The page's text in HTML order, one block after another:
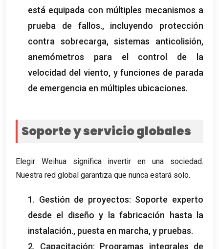
está equipada con múltiples mecanismos a
prueba de fallos., incluyendo protección
contra sobrecarga, sistemas anticolisión,
anemómetros para el control de la
velocidad del viento, y funciones de parada
de emergencia en múltiples ubicaciones.
Soporte y servicio globales
Elegir Weihua significa invertir en una sociedad.
Nuestra red global garantiza que nunca estará solo.
1. Gestión de proyectos: Soporte experto
desde el diseño y la fabricación hasta la
instalación., puesta en marcha, y pruebas.
2. Capacitación: Programas integrales de